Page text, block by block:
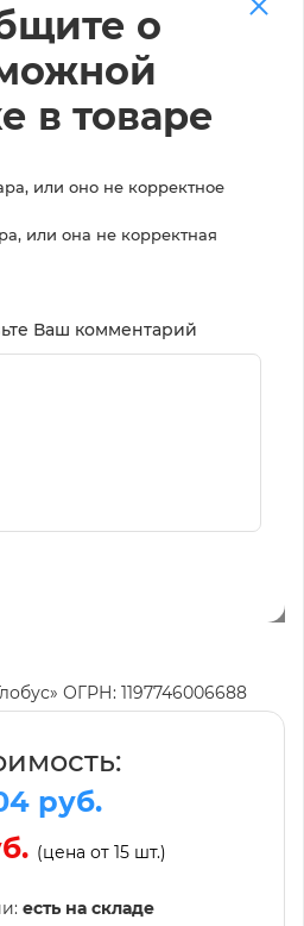
о
в товаре
или оно не корректное
или она не корректная
Ваш комментарий
ОГРН: 1197746006688
руб.
(цена от 15 шт.)
есть на складе